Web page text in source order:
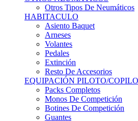
HABITACULO
Asiento Baquet
Arneses
Volantes
Pedales
Extinción
Resto De Accesorios
EQUIPACIÓN PILOTO/
Packs Completos
Monos De Competición
Botines De Competición
Guantes
Ropa Interior